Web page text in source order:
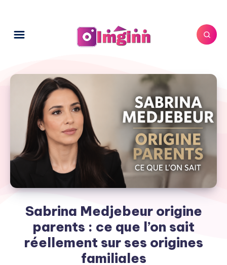
Sabrina Medjebeur origine
parents : ce que l’on sait
réellement sur ses origines
familiales